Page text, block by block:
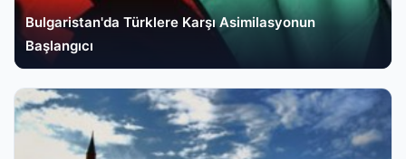
Bulgaristan'da Türklere Karşı Asimilasyonun
Başlangıcı